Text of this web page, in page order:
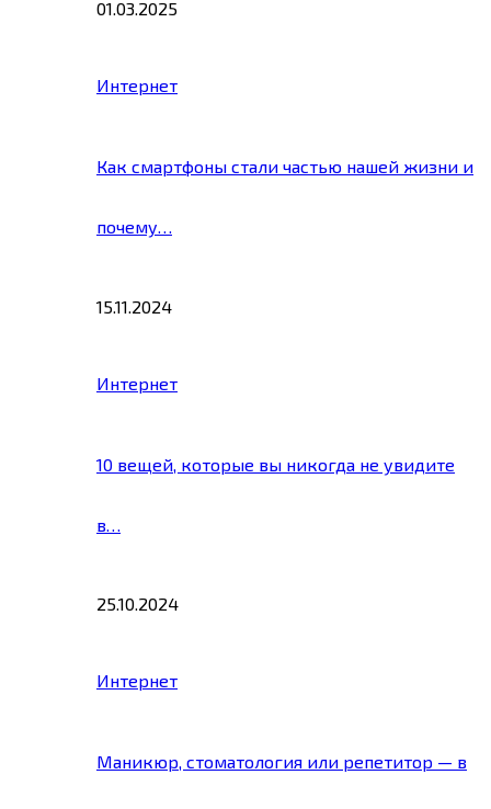
01.03.2025
Интернет
Как смартфоны стали частью нашей жизни и
почему…
15.11.2024
Интернет
10 вещей, которые вы никогда не увидите
в…
25.10.2024
Интернет
Маникюр, стоматология или репетитор — в